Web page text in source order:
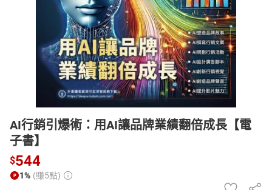
電子/紙本書
HOT
AI行銷引爆術：用AI讓品牌業績翻倍成長【電
子書】
$544
1% (賺5點)